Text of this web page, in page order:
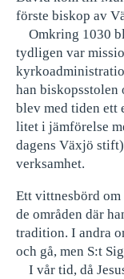
förste biskop av
Omkring 1030
tydligen var
han biskopsstolen
blev med tiden ett
litet i jämförelse
dagens Växjö
verksamhet.
Ett vittnesbörd
de områden där
tradition. I andra
och gå, men S:t
I vår tid, då